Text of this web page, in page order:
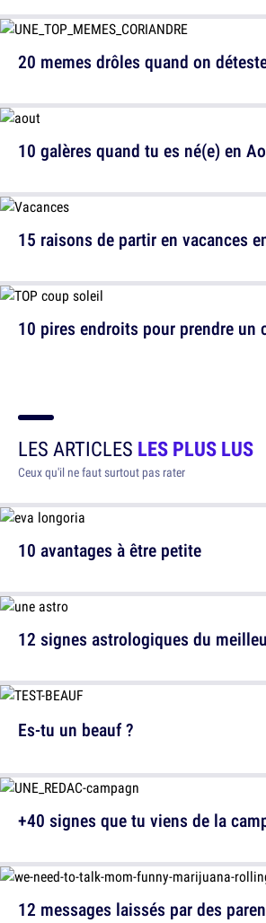
20 memes drôles quand on
15 raisons de partir en vacances
10 galères quand tu es né(e) en
10 pires endroits pour prendre un
LES ARTICLES LES PLUS LUS
Ceux qu'il ne faut surtout pas rater
10 avantages à être petite
12 signes astrologiques du
12 messages laissés par des
Es-tu un beauf ?
+40 signes que tu viens de la